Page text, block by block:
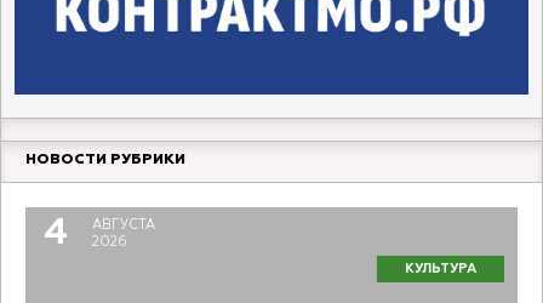
НОВОСТИ РУБРИКИ
4
АВГУСТА
2026
КУЛЬТУРА